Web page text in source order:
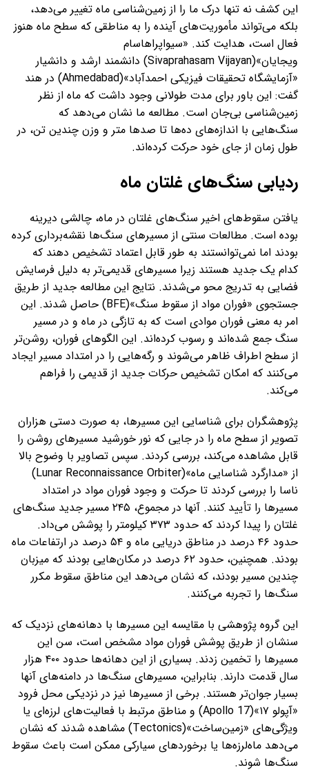
این کشف نه تنها درک ما را از زمین‌شناسی ماه تغییر می‌دهد،
بلکه می‌تواند مأموریت‌های آینده را به مناطقی که سطح ماه هنوز
فعال است، هدایت کند. «سیواپراهاسام
ویجایان»(Sivaprahasam Vijayan) دانشمند ارشد و دانشیار
«آزمایشگاه تحقیقات فیزیکی احمدآباد»(Ahmedabad) در هند
گفت: این باور برای مدت طولانی وجود داشت که ماه از نظر
زمین‌شناسی بی‌جان است. مطالعه ما نشان می‌دهد که
سنگ‌هایی با اندازه‌های ده‌ها تا صدها متر و وزن‌ چندین تن، در
طول زمان از جای خود حرکت کرده‌اند.
ردیابی سنگ‌های غلتان ماه
یافتن سقوط‌های اخیر سنگ‌های غلتان در ماه، چالشی دیرینه
بوده است. مطالعات سنتی از مسیرهای سنگ‌ها نقشه‌برداری کرده
بودند اما نمی‌توانستند به طور قابل اعتماد تشخیص دهند که
کدام یک جدید هستند زیرا مسیرهای قدیمی‌تر به دلیل فرسایش
فضایی به تدریج محو می‌شدند. نتایج این مطالعه جدید از طریق
جستجوی «فوران مواد از سقوط سنگ»(BFE) حاصل شدند. این
امر به معنی فوران موادی است که به تازگی در ماه و در مسیر
سنگ جمع‌ شده‌اند و رسوب کرده‌اند. این الگوهای فوران، روشن‌تر
از سطح اطراف ظاهر می‌شوند و رگه‌هایی را در امتداد مسیر ایجاد
می‌کنند که امکان تشخیص حرکات جدید از قدیمی را فراهم
می‌کند.
پژوهشگران برای شناسایی این مسیرها، به صورت دستی هزاران
تصویر از سطح ماه را در جایی که نور خورشید مسیرهای روشن را
قابل مشاهده می‌کند، بررسی کردند. سپس تصاویر با وضوح بالا
از «مدارگرد شناسایی ماه»(Lunar Reconnaissance Orbiter)
ناسا را بررسی کردند تا حرکت و وجود فوران مواد در امتداد
مسیرها را تأیید کنند. آنها در مجموع، ۲۴۵ مسیر جدید سنگ‌های
غلتان را پیدا کردند که حدود ۳۷۳ کیلومتر را پوشش می‌داد.
حدود ۴۶ درصد در مناطق دریایی ماه و ۵۴ درصد در ارتفاعات ماه
بودند. همچنین، حدود ۶۲ درصد در مکان‌هایی بودند که میزبان
چندین مسیر بودند، که نشان می‌دهد این مناطق سقوط مکرر
سنگ‌ها را تجربه می‌کنند.
این گروه پژوهشی با مقایسه این مسیرها با دهانه‌های نزدیک که
سنشان از طریق پوشش فوران مواد مشخص است، سن این
مسیرها را تخمین زدند. بسیاری از این دهانه‌ها حدود ۴۰۰ هزار
سال قدمت دارند. بنابراین، مسیرهای سنگ‌ها در دامنه‌های آنها
بسیار جوان‌تر هستند. برخی از مسیرها نیز در نزدیکی محل فرود
«آپولو ۱۷»(Apollo 17) و مناطق مرتبط با فعالیت‌های لرزه‌ای یا
ویژگی‌های «زمین‌ساخت»(Tectonics) مشاهده شدند که نشان
می‌دهد ماه‌لرزه‌ها یا برخوردهای سیارکی ممکن است باعث سقوط
سنگ‌ها شوند.